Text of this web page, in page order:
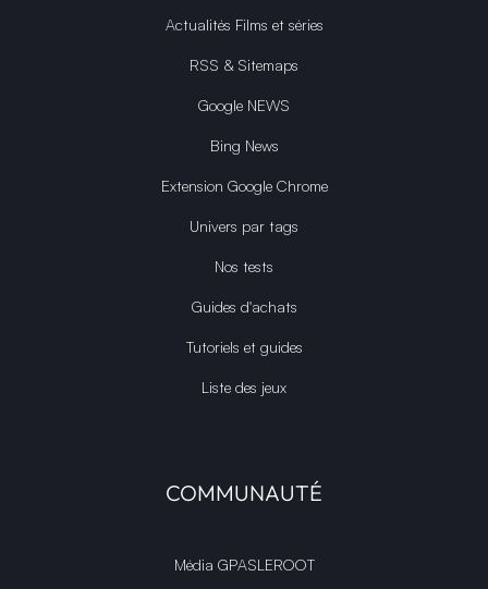
Actualités Films et séries
RSS & Sitemaps
Google NEWS
Bing News
Extension Google Chrome
Univers par tags
Nos tests
Guides d'achats
Tutoriels et guides
Liste des jeux
COMMUNAUTÉ
Média GPASLEROOT